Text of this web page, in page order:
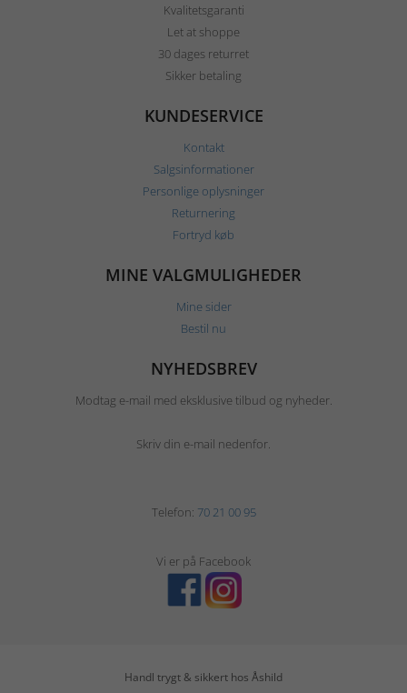
Kvalitetsgaranti
Let at shoppe
30 dages returret
Sikker betaling
KUNDESERVICE
Kontakt
Salgsinformationer
Personlige oplysninger
Returnering
Fortryd køb
MINE VALGMULIGHEDER
Mine sider
Bestil nu
NYHEDSBREV
Modtag e-mail med eksklusive tilbud og nyheder.
Skriv din e-mail nedenfor.
Telefon: 70 21 00 95
Vi er på Facebook
Handl trygt & sikkert hos Åshild